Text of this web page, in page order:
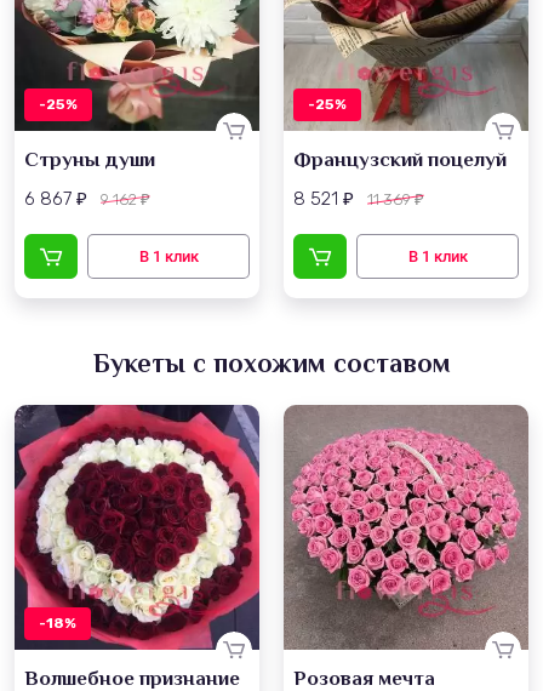
-25%
Струны души
6 867 ₽ 9 162₽
-25%
Французский поцелуй
8 521 ₽ 11 369₽
Букеты с похожим составом
-18%
Волшебное признание Розовая мечта